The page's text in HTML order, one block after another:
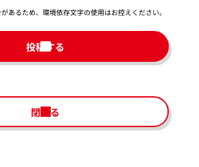
あるため、環境依存文字の使用はお控えください。​
投稿する
閉じる